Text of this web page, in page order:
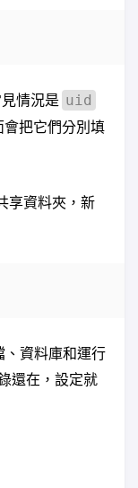
見情況是 uid
會把它們分別填
享資料夾，新
、資料庫和運行
還在，設定就